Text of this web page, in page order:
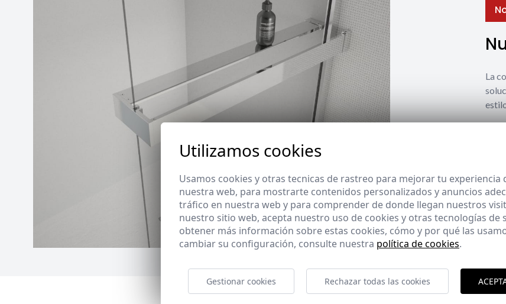
La
Utilizamos cookies
Usamos cookies y otras tecnicas de rastreo para mejorar tu experiencia
nuestra web, para mostrarte contenidos personalizados y anuncios
tráfico en nuestra web y para comprender de donde llegan nuestros
nuestro sitio web, acepta nuestro uso de cookies y otras tecnologías de
obtener más información sobre estas cookies, cómo y por qué las
cambiar su configuración, consulte nuestra política de cookies.
Gestionar cookies Rechazar todas las cookies